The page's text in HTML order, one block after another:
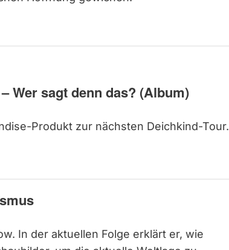
Wer sagt denn das? (Album)
Produkt zur nächsten Deichkind-Tour.
In der aktuellen Folge erklärt er, wie